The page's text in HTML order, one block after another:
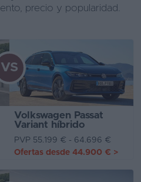
precio y popularidad.
Volkswagen Passat
Variant híbrido
VS
PVP 55.199 € - 64.696 €
Ofertas desde 44.900 € >